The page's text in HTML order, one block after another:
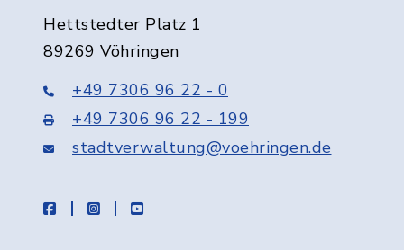
Hettstedter Platz 1
89269 Vöhringen
+49 7306 96 22 - 0
+49 7306 96 22 - 199
stadtverwaltung@voehringen.de
facebookinstagramyoutube